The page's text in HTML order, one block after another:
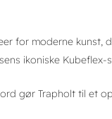
for moderne kunst,
ikoniske Kubeflex-
gør Trapholt til et